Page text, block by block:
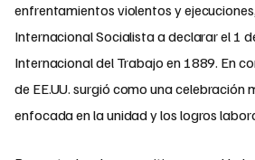
enfrentamientos violentos y
Internacional Socialista a declarar el 1
Internacional del Trabajo en 1889. En
de EE.UU. surgió como una celebración
enfocada en la unidad y los logros